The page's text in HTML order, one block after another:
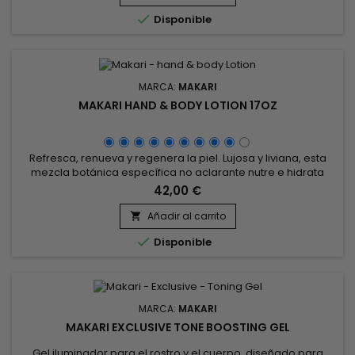
tersa.&nbsp; Sin parabenos, ingredientes unificantes o...
 Disponible
MARCA: MAKARI
MAKARI HAND & BODY LOTION 17OZ
Refresca, renueva y regenera la piel. Lujosa y liviana, esta
mezcla botánica específica no aclarante nutre e hidrata
durante todo el día, sin dejar residuos grasos. &nbsp;Makari
Hand & Body Lotion Cuerpo Vela hidrata profundamente el
cuerpo, lo calma y restaura la comodidad y la flexibilidad. ¡La
piel está hidratada, flexible y suave como la seda...
42,00 €
 Añadir al carrito
 Disponible
MARCA: MAKARI
MAKARI EXCLUSIVE TONE BOOSTING GEL